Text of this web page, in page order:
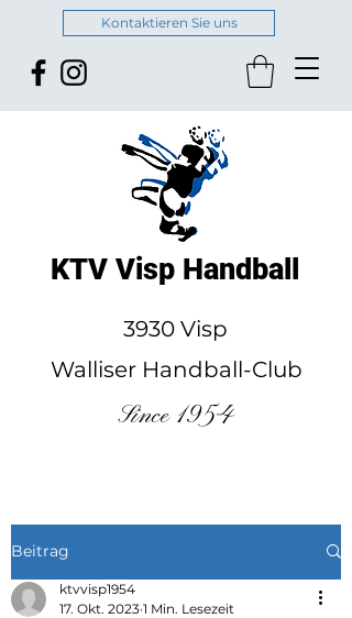
Kontaktieren Sie uns
KTV Visp Handball
3930 Visp
Walliser Handball-Club
Since 1954
Beitrag
ktvvisp1954
17. Okt. 2023 1 Min. Lesezeit